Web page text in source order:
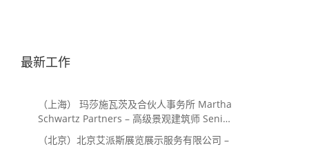
最新工作
（上海） 玛莎施瓦茨及合伙人事务所 Martha
Schwartz Partners – 高级景观建筑师 Senior
Landscape Designer / 景观建筑师
（北京）北京艾派斯展览展示服务有限公司 –